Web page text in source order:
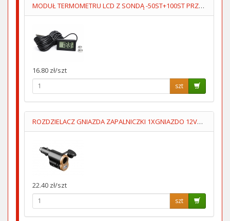
MODUŁ TERMOMETRU LCD Z SONDĄ -50ST+100ST PRZEWÓD 5M
16.80 zł/szt
szt
ROZDZIELACZ GNIAZDA ZAPALNICZKI 1XGNIAZDO 12V+1XUSB5V/1A
22.40 zł/szt
szt